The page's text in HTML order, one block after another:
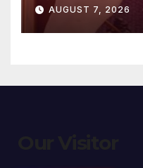
AUGUST 7, 2026